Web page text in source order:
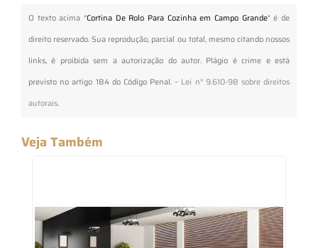
O texto acima "Cortina De Rolo Para Cozinha em Campo Grande" é de
direito reservado. Sua reprodução, parcial ou total, mesmo citando nossos
links, é proibida sem a autorização do autor. Plágio é crime e está
previsto no artigo 184 do Código Penal. – Lei n° 9.610-98 sobre direitos
autorais.
Veja Também